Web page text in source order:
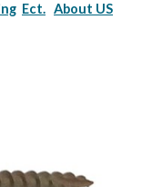
Ect. About US